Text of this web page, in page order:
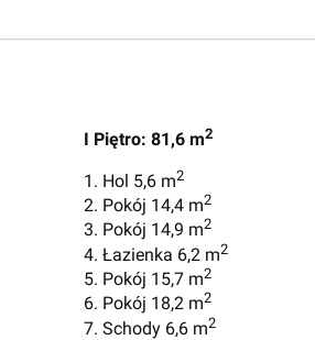
I Piętro: 81,6 m2
1. Hol 5,6 m2
2. Pokój 14,4 m2
3. Pokój 14,9 m2
4. Łazienka 6,2 m2
5. Pokój 15,7 m2
6. Pokój 18,2 m2
7. Schody 6,6 m2